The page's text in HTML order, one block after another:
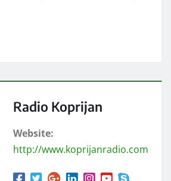
Radio Koprijan
Website:
http://www.koprijanradio.com